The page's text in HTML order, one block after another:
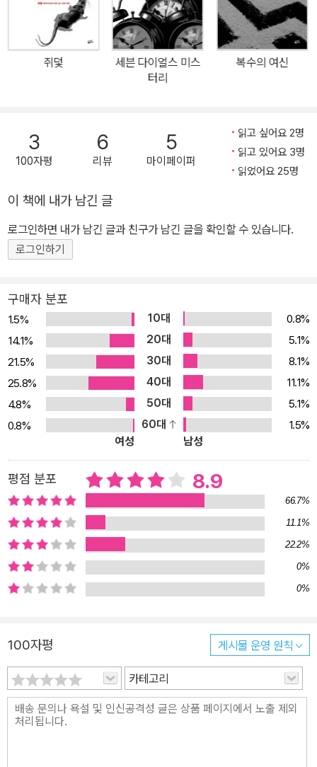
르는 판매고를 올리기도 하였다. ▶작가 애거서 크리스티와 그녀의
작품에 대해 추리 소설의 여왕, 전 세계에서 40억 부가 넘게 팔린 세
계적 베스트셀러의 작가 애거서 크리스티는 1890년 영국 데번 주에
서 보수적이지만 부유한 가정의 셋째 중 막내로 태어났다. 줄곧 가정
스통 르루, 코난 도일의 작품들을 탐독하였는데, 특히 “셜록 홈즈의
전통에 뼛속까지 잠겼다.”고 말할 정도였다. 그녀는 제1차 세계 대전
에 참전한 남편을 따라 간호사로 근무하면서 추리 소설을 쓰기로 마
발표하는 작품마다 좋은 반응을 받으며 본격적으로 작가의 길을 걷기
에 이른다. 1967년 여성으로는 최초로 영국 추리협회의 회장으로 선
출되었으며 1971년에는 뛰어난 재능과 왕성한 창작욕을 발휘한 업적
부터 받아 데임 애거서로 불리게 되었다. 최혁곤 작가는 “20세기 중
반 그녀가 얻었던 ‘추리 소설의 여왕’이라는 별명은 당시만 해도 약간
이르게 보였을지 모르지만, 그 ‘여왕’은 이제 대를 물려줄 수도 없는
그녀만의 것이 되었다”라고 말한 적이 있다. 기네스 기록에 따르면 애
거서 크리스티는 말 그대로 시대를 풍미한 작가로, 그녀의 작품들은
40억 부가 넘게 팔려나갔으며, 이 기록은 윌리엄 셰익스피어와 성경
다음이다. ‘번역 인덱스’에 따르면, 애거서 크리스티는 또한 가장 많이
번역된 개인 작가이기도 하다. 그녀의 책들은 적어도 103개 이상의
영화, 게임으로 변주되었으며, 그녀의 작품을 원작으로 하거나 모티
브로 삼은 영화만도 100편이 가까이 되어 그 리스트는 나열하기가
어려울 정도이다. ▶애거서 크리스티의 작품 특징 일상에 기반을 둔
애증, 죄의식과 복수극의 낱말 퍼즐 애거서 크리스티의 작품은 바로
이전 시대인 코난 도일과 비교해 ‘인간의 심리에 대한 이해’를 작품 전
반에 보다 풍부하게 활용한 것이 특징이다. 홈즈가 사건의 맥락을 뒤
의 전기 작가 찰스 오스본은 크리스티가 독자들에게 사실을 숨기지
않기 때문에 사람들이 빠져든다고 말한다. “크리스티보다 구성이 뛰
어난 추리 소설 작가들도 있다. 그러나 사람들은 크리스티 소설을 낱
말 퍼즐 풀 듯이 읽어야 한다. 독자들은 대개 작가에게 패배한다. 그리
고 결말을 안 뒤 책을 되짚어 보면, 몇몇 사실들을 통해 중요한 문장
쥐덫
세븐 다이얼스 미스
터리
복수의 여신
3
100자평
6
리뷰
5
마이페이퍼
읽고 싶어요 2명
읽고 있어요 3명
읽었어요 25명
이 책에 내가 남긴 글
로그인하면 내가 남긴 글과 친구가 남긴 글을 확인할 수 있습니다.
로그인하기
구매자 분포
1.5% 10대
0.8%
14.1%
20대
5.1%
21.5%
30대
8.1%
25.8%
40대
11.1%
4.8%
50대
5.1%
0.8%
60대
1.5%
여성
남성
평점 분포 8.9
66.7%
11.1%
22.2%
0%
0%
100자평 게시물 운영 원칙
카테고리